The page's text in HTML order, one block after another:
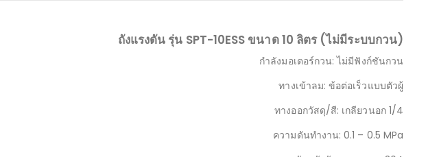
ถังแรงดัน รุ่น SPT-10ESS ขนาด 10 ลิตร (ไม่มีระบบกวน)
กำลังมอเตอร์กวน: ไม่มีฟังก์ชันกวน
ทางเข้าลม: ข้อต่อเร็วแบบตัวผู้
ทางออกวัสดุ/สี: เกลียวนอก 1/4
ความดันทำงาน: 0.1 – 0.5 MPa